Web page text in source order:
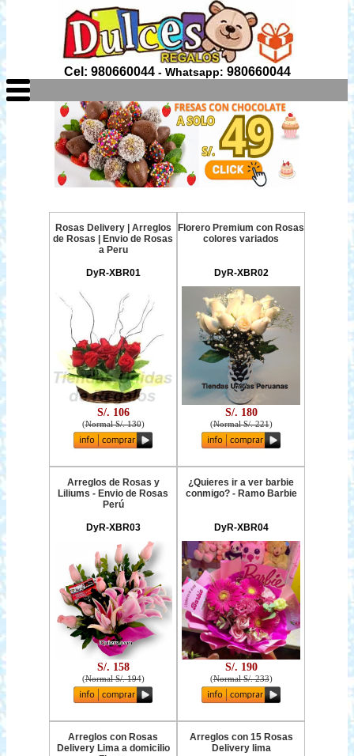
Cel: 980660044- Whatsapp: 980660044
Rosas Delivery | Arreglos
de Rosas | Envio de Rosas
a Peru
DyR-XBR01
S/. 106
(Normal S/. 130)
Florero Premium con Rosas
colores variados
DyR-XBR02
S/. 180
(Normal S/. 221)
Arreglos de Rosas y
Liliums - Envio de Rosas
Perú
DyR-XBR03
S/. 158
(Normal S/. 194)
¿Quieres ir a ver barbie
conmigo? - Ramo Barbie
DyR-XBR04
S/. 190
(Normal S/. 233)
Arreglos con Rosas
Delivery Lima a domicilio
Arreglos con 15 Rosas
Delivery lima